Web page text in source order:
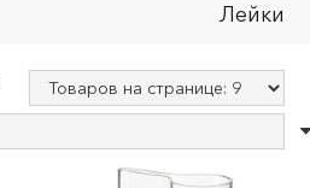
Лейки